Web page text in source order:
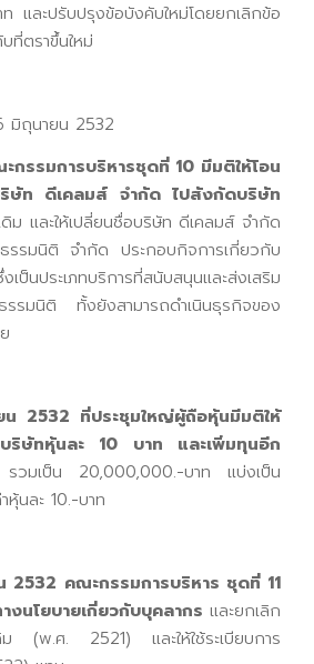
และปรับปรุงข้อบังคับใหม่โดยยกเลิกข้อ
ที่ตราขึ้นใหม่
มิถุนายน 2532
กรรมการบริหารชุดที่ 10 มีมติให้โอน
ษัท ดีเคลมส์ จำกัด ไปสังกัดบริษัท
ม และให้เปลี่ยนชื่อบริษัท ดีเคลมส์ จำกัด
รมนิติ จำกัด ประกอบกิจการเกี่ยวกับ
ประเภทบริการที่สนับสนุนและส่งเสริม
มนิติ ทั้งยังสามารถดำเนินธุรกิจของ
2532 ที่ประชุมใหญ่ผู้ถือหุ้นมีมติให้
ริษัทหุ้นละ 10 บาท และเพิ่มทุนอีก
รวมเป็น 20,000,000.-บาท แบ่งเป็น
นละ 10.-บาท
คณะกรรมการบริหาร ชุดที่ 11
งนโยบายเกี่ยวกับบุคลากร และยกเลิก
ดิม (พ.ศ. 2521) และให้ใช้ระเบียบการ